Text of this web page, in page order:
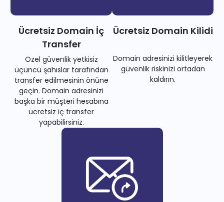
Ücretsiz Domain İç
Transfer
Özel güvenlik yetkisiz
üçüncü şahıslar tarafından
transfer edilmesinin önüne
geçin. Domain adresinizi
başka bir müşteri hesabına
ücretsiz iç transfer
yapabilirsiniz.
Ücretsiz Domain Kilidi
Domain adresinizi kilitleyerek
güvenlik riskinizi ortadan
kaldırın.